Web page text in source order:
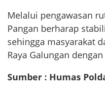
Melalui pengawasan
Pangan berharap
sehingga masyarakat
Raya Galungan
Sumber : Humas